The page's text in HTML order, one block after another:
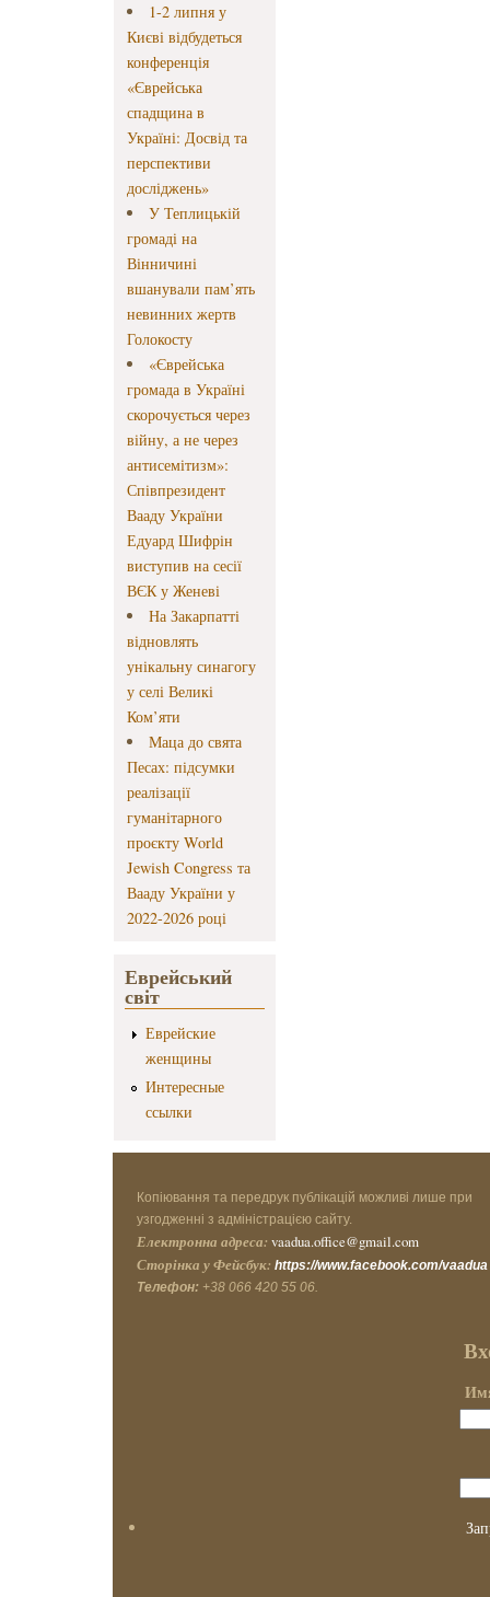
1-2 липня у
Києві відбудеться
конференція
«Єврейська
спадщина в
Україні: Досвід та
перспективи
досліджень»
У Теплицькій
громаді на
Вінничині
вшанували пам’ять
невинних жертв
Голокосту
«Єврейська
громада в Україні
скорочується через
війну, а не через
антисемітизм»:
Співпрезидент
Вааду України
Едуард Шифрін
виступив на сесії
ВЄК у Женеві
На Закарпатті
відновлять
унікальну синагогу
у селі Великі
Ком’яти
Маца до свята
Песах: підсумки
реалізації
гуманітарного
проєкту World
Jewish Congress та
Вааду України у
2022-2026 році
Еврейський
світ
Еврейские
женщины
Интересные
ссылки
Копіювання та передрук публікацій можливі лише при
узгодженні з адміністрацією сайту.
Електронна адреса: vaadua.office@gmail.com
Сторінка у Фейсбук: https://www.facebook.com/vaadua
Телефон: +38 066 420 55 06.